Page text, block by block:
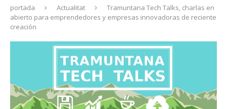
portada Actualitat
Tramuntana Tech Talks, charlas en
abierto para emprendedores y empresas innovadoras de reciente
creación